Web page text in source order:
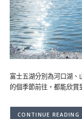
富士五湖分別為河口湖
的個季節前往，都能欣
CONTINUE READING